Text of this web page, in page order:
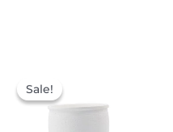
Sale!
Sale!
oli: